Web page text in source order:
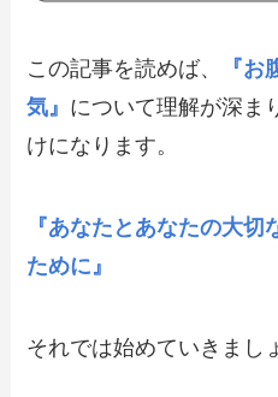
この記事を読めば、
『
気』 について理解が深ま
けになります。
『あなたとあなたの大
ために』
それでは始めていきまし